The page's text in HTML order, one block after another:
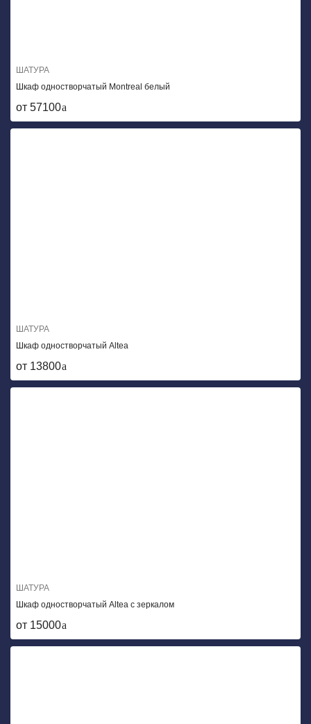
ШАТУРА
Шкаф одностворчатый Montreal белый
от 57100
ШАТУРА
Шкаф одностворчатый Altea
от 13800
ШАТУРА
Шкаф одностворчатый Altea с зеркалом
от 15000